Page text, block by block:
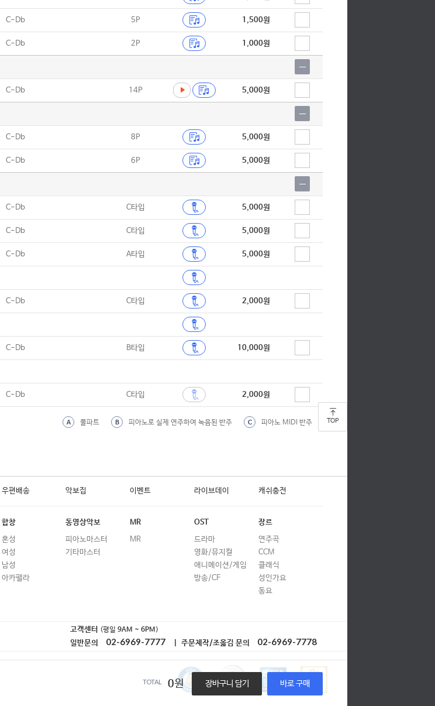
C-Db 5P 1,500원
C-Db 2P 1,000원
C-Db 14P 5,000원
C-Db 8P 5,000원
C-Db 6P 5,000원
C-Db C타입 5,000원
C-Db C타입 5,000원
C-Db A타입 5,000원
C-Db C타입 2,000원
C-Db B타입 10,000원
C-Db C타입 2,000원
A 풀파트 B 피아노로 실제 연주하여 녹음된 반주 C 피아노 MIDI 반주
TOTAL 0원 장바구니 담기 바로 구매
우편배송 악보집 이벤트 라이브데이 캐쉬충전
합창
혼성
여성
남성
아카펠라
동영상악보
피아노마스터
기타마스터
MR
MR
OST
드라마
영화/뮤지컬
애니메이션/게임
방송/CF
장르
연주곡
CCM
클래식
성인가요
동요
고객센터 (평일 9AM ~ 6PM)
일반문의 02-6969-7777 | 주문제작/조옮김 문의 02-6969-7778
TOP